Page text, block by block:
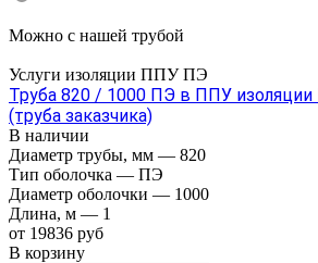
Можно с нашей трубой
Услуги изоляции ППУ ПЭ
Труба 820 / 1000 ПЭ в ППУ
(труба заказчика)
В наличии
Диаметр трубы, мм — 820
Тип оболочка — ПЭ
Диаметр оболочки — 1000
Длина, м — 1
от 19836 руб
В корзину